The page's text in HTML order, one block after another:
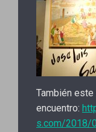
También este
encuentro:
s.com/2018/